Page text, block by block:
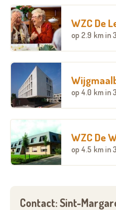
WZC De
op 2.9 km in
op 4.0 km in
WZC De
op 4.5 km in
Contact: Sint-